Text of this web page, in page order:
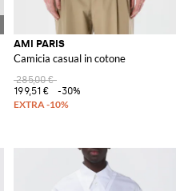
AMI PARIS
Camicia casual in cotone
285,00 €
199,51 €
-30%